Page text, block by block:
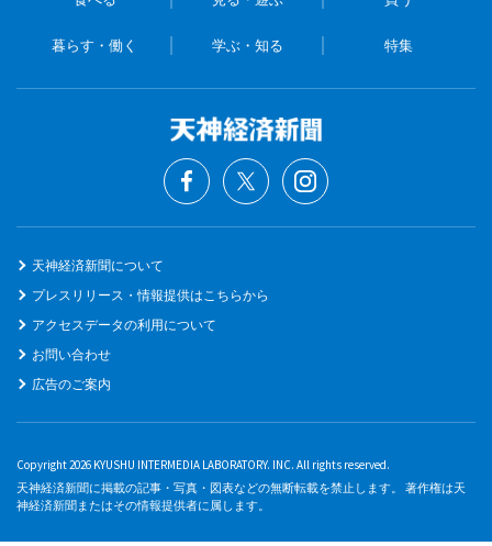
暮らす・働く 学ぶ・知る 特集
天神経済新聞について
プレスリリース・情報提供はこちらから
アクセスデータの利用について
お問い合わせ
広告のご案内
Copyright 2026 KYUSHU INTERMEDIA LABORATORY. INC. All rights reserved.
天神経済新聞に掲載の記事・写真・図表などの無断転載を禁止します。 著作権は天
神経済新聞またはその情報提供者に属します。